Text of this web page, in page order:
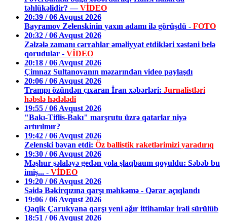
təhlükəlidir? —VİDEO
20:39 / 06 Avqust 2026
Bayramov Zelenskinin yaxın adamı ilə görüşdü - FOTO
20:32 / 06 Avqust 2026
Zəlzələ zamanı cərrahlar əməliyyat etdikləri xəstəni belə
qorudular - VİDEO
20:18 / 06 Avqust 2026
Çimnaz Sultanovanın məzarından video paylaşdı
20:06 / 06 Avqust 2026
Trampı özündən çıxaran İran xəbərləri: Jurnalistləri
həbslə hədələdi
19:55 / 06 Avqust 2026
"Bakı-Tiflis-Bakı" marşrutu üzrə qatarlar niyə
artırılmır?
19:42 / 06 Avqust 2026
Zelenski bəyan etdi: Öz ballistik raketlərimizi yaradırıq
19:30 / 06 Avqust 2026
Məşhur şəlaləyə gedən yola şlaqbaum qoyuldu: Səbəb bu
imiş... - VİDEO
19:20 / 06 Avqust 2026
Səidə Bəkirqızına qarşı məhkəmə - Qərar açıqlandı
19:06 / 06 Avqust 2026
Qaqik Çarukyana qarşı yeni ağır ittihamlar irəli sürülüb
18:51 / 06 Avqust 2026